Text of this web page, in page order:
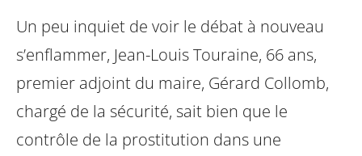
Un peu inquiet de voir le débat à nouveau
s’enflammer, Jean-Louis Touraine, 66 ans,
premier adjoint du maire, Gérard Collomb,
chargé de la sécurité, sait bien que le
contrôle de la prostitution dans une